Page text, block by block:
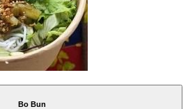
Bo Bun